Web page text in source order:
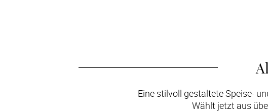
Eine stilvoll gestaltete Speise-
Wählt jetzt aus